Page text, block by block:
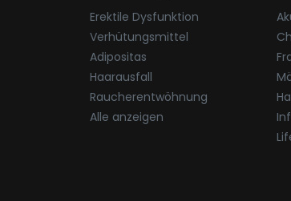
Erektile Dysfunktion
Verhütungsmittel
Adipositas
Haarausfall
Raucherentwöhnung
Alle anzeigen